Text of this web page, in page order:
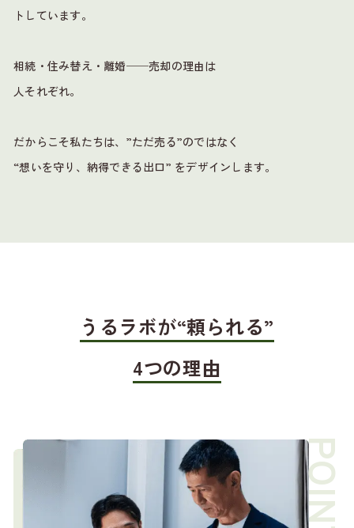
トしています。
相続・住み替え・離婚──売却の理由は
人それぞれ。
だからこそ私たちは、”ただ売る”のではなく
“想いを守り、納得できる出口” をデザインします。
うるラボが“頼られる”
4つの理由